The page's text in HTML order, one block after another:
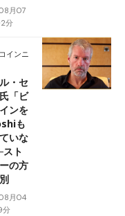
月07
分
インニ
・セ
「ビ
ンを
も
いな
ト
の方
月04
分